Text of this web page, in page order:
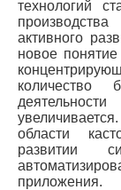
технологий
активного
новое
количество
области
развитии
приложения.